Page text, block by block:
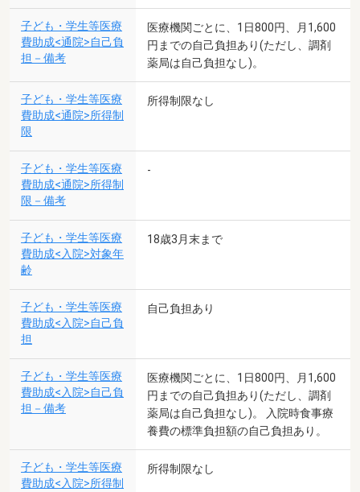
子ども・学生等医療
費助成<通院>自己負
担－備考
医療機関ごとに、1日800円、月1,600
円までの自己負担あり(ただし、調剤
薬局は自己負担なし)。
子ども・学生等医療
費助成<通院>所得制
限
所得制限なし
子ども・学生等医療
費助成<通院>所得制
限－備考
-
子ども・学生等医療
費助成<入院>対象年
齢
18歳3月末まで
子ども・学生等医療
費助成<入院>自己負
担
自己負担あり
子ども・学生等医療
費助成<入院>自己負
担－備考
医療機関ごとに、1日800円、月1,600
円までの自己負担あり(ただし、調剤
薬局は自己負担なし)。 入院時食事療
養費の標準負担額の自己負担あり。
子ども・学生等医療
費助成<入院>所得制
所得制限なし